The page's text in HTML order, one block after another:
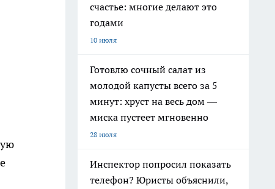
счастье: многие делают это
годами
10 июля
Готовлю сочный салат из
молодой капусты всего за 5
минут: хруст на весь дом —
миска пустеет мгновенно
28 июля
Инспектор попросил показать
телефон? Юристы объяснили,